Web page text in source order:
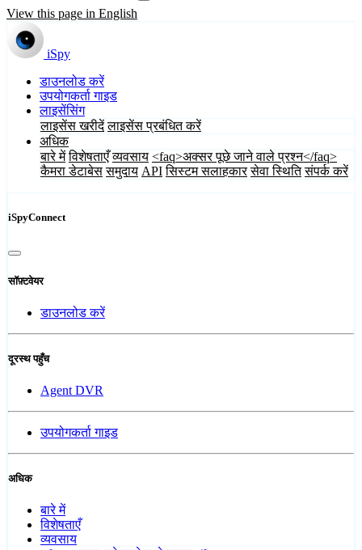
View this page in English
iSpy
डाउनलोड करें
उपयोगकर्ता गाइड
लाइसेंसिंग
लाइसेंस खरीदें लाइसेंस प्रबंधित करें
अधिक
बारे में विशेषताएँ व्यवसाय <faq>अक्सर पूछे जाने वाले प्रश्न</faq>
कैमरा डेटाबेस समुदाय API सिस्टम सलाहकार सेवा स्थिति संपर्क करें
iSpyConnect
सॉफ़्टवेयर
डाउनलोड करें
दूरस्थ पहुँच
Agent DVR
उपयोगकर्ता गाइड
अधिक
बारे में
विशेषताएँ
व्यवसाय